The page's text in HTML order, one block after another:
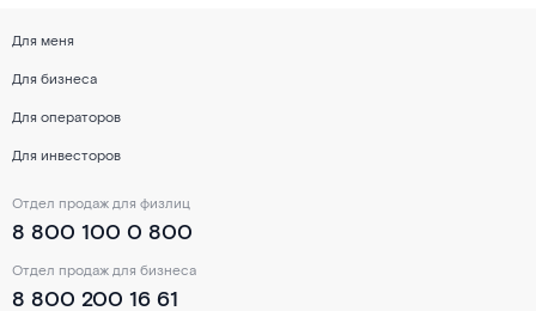
Для меня
Для бизнеса
Для операторов
Для инвесторов
Отдел продаж для бизнеса
8 800 200 16 61
Отдел продаж для физлиц
8 800 100 0 800